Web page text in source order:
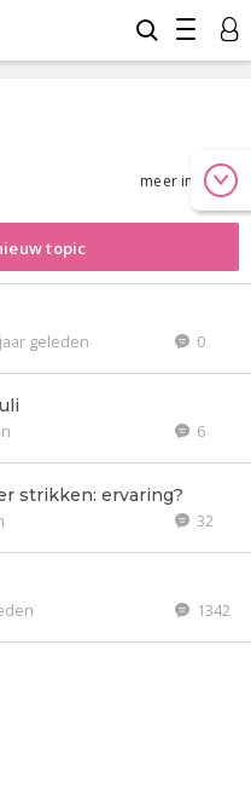
meer info
topic
geleden 0
6
strikken: ervaring?
32
1342